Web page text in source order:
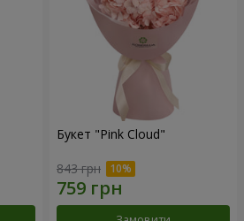
Букет "Pink Cloud"
843 грн